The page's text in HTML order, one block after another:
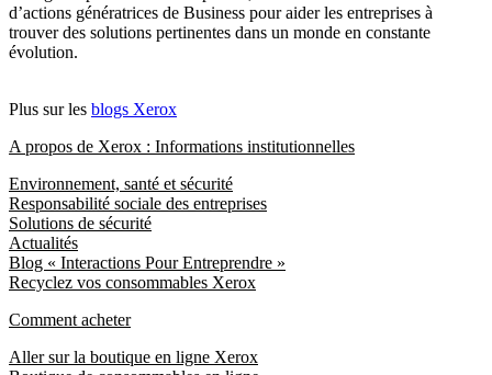
d’actions génératrices de Business pour aider les entreprises à
trouver des solutions pertinentes dans un monde en constante
évolution.
Plus sur les blogs Xerox
A propos de Xerox : Informations institutionnelles
Environnement, santé et sécurité
Responsabilité sociale des entreprises
Solutions de sécurité
Actualités
Blog « Interactions Pour Entreprendre »
Recyclez vos consommables Xerox
Comment acheter
Aller sur la boutique en ligne Xerox